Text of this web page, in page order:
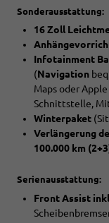
Sonderausstattung:
16 Zoll
Infotainment
(Navigation
Maps oder
Schnittstelle,
Winterpaket
Verlängerung
100.000 km
Serienausstattung:
Front Assist